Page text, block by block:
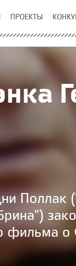
ПРОЕКТЫ
Поллак
фильма о